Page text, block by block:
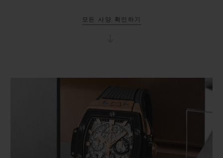
모든 사양 확인하기